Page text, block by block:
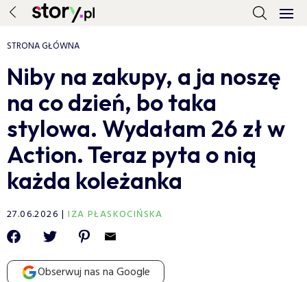
STRONA GŁÓWNA
Niby na zakupy, a ja noszę
na co dzień, bo taka
stylowa. Wydałam 26 zł w
Action. Teraz pyta o nią
każda koleżanka
27.06.2026 IZA PŁASKOCIŃSKA
Obserwuj nas na Google